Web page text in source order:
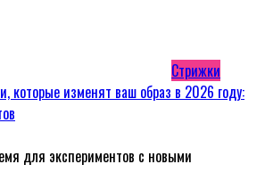
Стрижки
которые изменят ваш образ в 2026 году:
для экспериментов с новыми